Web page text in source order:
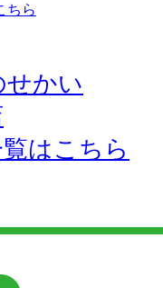
ちら
せかい
はこちら